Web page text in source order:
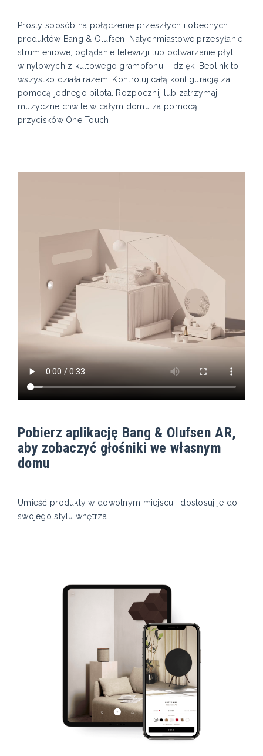
Prosty sposób na połączenie przeszłych i obecnych
produktów Bang & Olufsen. Natychmiastowe przesyłanie
strumieniowe, oglądanie telewizji lub odtwarzanie płyt
winylowych z kultowego gramofonu – dzięki Beolink to
wszystko działa razem. Kontroluj całą konfigurację za
pomocą jednego pilota. Rozpocznij lub zatrzymaj
muzyczne chwile w całym domu za pomocą
przycisków One Touch.
Pobierz aplikację Bang & Olufsen AR,
aby zobaczyć głośniki we własnym
domu
Umieść produkty w dowolnym miejscu i dostosuj je do
swojego stylu wnętrza.